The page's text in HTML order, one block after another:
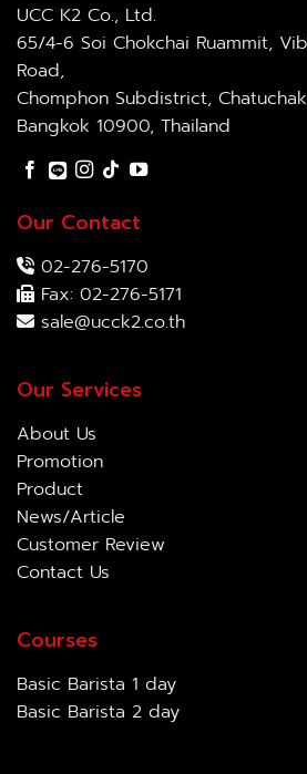
UCC K2 Co., Ltd.
65/4-6 Soi Chokchai Ruammit,
Road,
Chomphon Subdistrict,
Bangkok 10900, Thailand
Our Contact
02-276-5170
Fax: 02-276-5171
sale@ucck2.co.th
Our Services
About Us
Promotion
Product
News/Article
Customer Review
Contact Us
Courses
Basic Barista 1 day
Basic Barista 2 day